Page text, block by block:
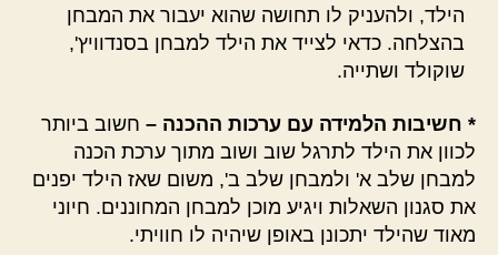
הילד, ולהעניק לו תחושה שהוא יעבור את המבחן
בהצלחה. כדאי לצייד את הילד למבחן בסנדוויץ',
שוקולד ושתייה.
* חשיבות הלמידה עם ערכות ההכנה – חשוב ביותר
לכוון את הילד לתרגל שוב ושוב מתוך ערכת הכנה
למבחן שלב א' ולמבחן שלב ב', משום שאז הילד יפנים
את סגנון השאלות ויגיע מוכן למבחן המחוננים. חיוני
מאוד שהילד יתכונן באופן שיהיה לו חוויתי.